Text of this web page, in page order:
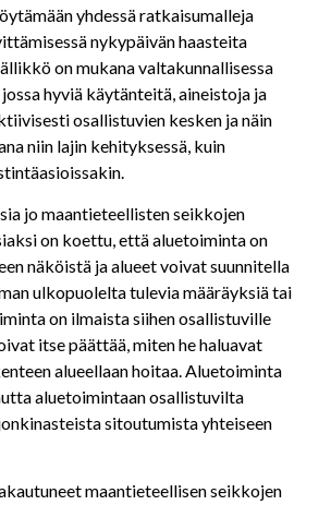
yhdessä ratkaisumalleja
nykypäivän haasteita
on mukana valtakunnallisessa
hyviä käytänteitä, aineistoja ja
osallistuvien kesken ja näin
niin lajin kehityksessä, kuin
jo maantieteellisten seikkojen
on koettu, että aluetoiminta on
näköistä ja alueet voivat suunnitella
ulkopuolelta tulevia määräyksiä tai
on ilmaista siihen osallistuville
itse päättää, miten he haluavat
alueellaan hoitaa. Aluetoiminta
aluetoimintaan osallistuvilta
sitoutumista yhteiseen
maantieteellisen seikkojen